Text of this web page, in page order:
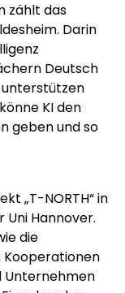
zählt das
Darin
Deutsch
unterstützen
KI den
geben und so
„T-NORTH“ in
Hannover.
die
Kooperationen
Unternehmen